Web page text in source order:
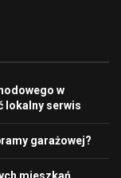
w
lokalny serwis
garażowej?